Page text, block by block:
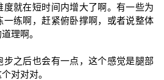
就在短时间内增大了啊。有一些为
一练啊，赶紧俯卧撑啊，或者说整体
理啊。
步之后也会有一点，这个感觉是腿部
对对对。